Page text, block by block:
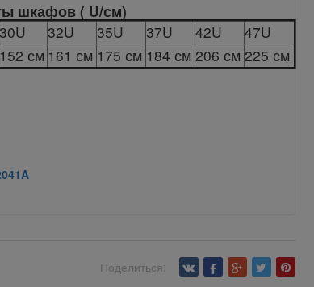
шкафов ( U/см)
30U 32U 35U 37U 42U
47U
152 см 161 см 175 см 184 см 206 см 225 см
Поделиться: